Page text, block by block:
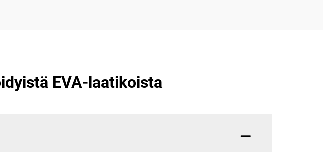
EVA-laatikoista